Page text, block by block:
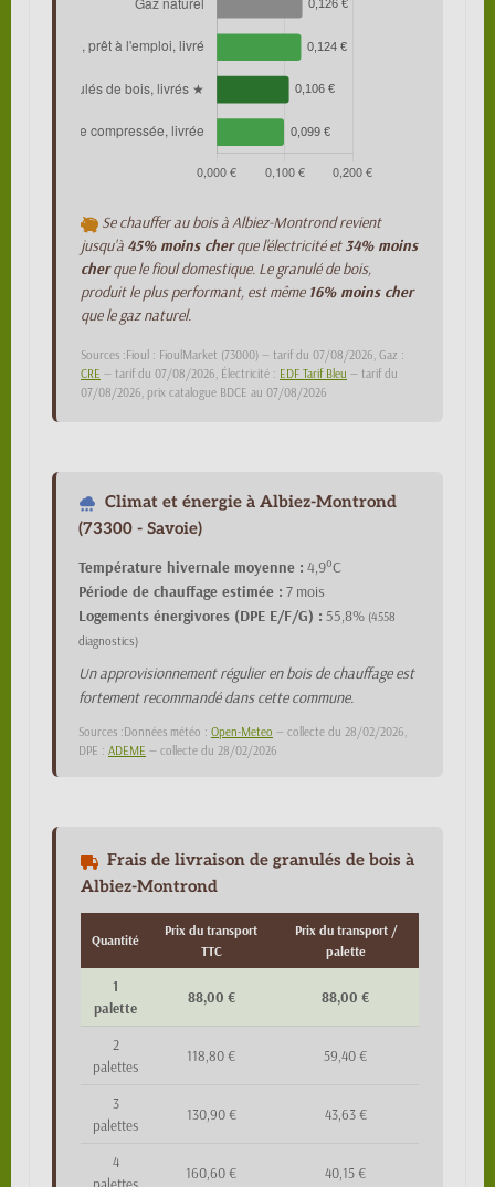
Se chauffer au bois à Albiez-Montrond revient
jusqu'à 45% moins cherque l'électricité et34% moins
cherque le fioul domestique. Le granulé de bois,
produit le plus performant, est même 16% moins cher
que le gaz naturel.
Sources :Fioul : FioulMarket (73000) — tarif du 07/08/2026, Gaz :
CRE — tarif du 07/08/2026, Électricité : EDF Tarif Bleu — tarif du
07/08/2026, prix catalogue BDCE au 07/08/2026
Climat et énergie à Albiez-Montrond
(73300 - Savoie)
Température hivernale moyenne : 4,9°C
Période de chauffage estimée : 7 mois
Logements énergivores (DPE E/F/G) : 55,8% (4558
diagnostics)
Un approvisionnement régulier en bois de chauffage est
fortement recommandé dans cette commune.
Sources :Données météo : Open-Meteo — collecte du 28/02/2026,
DPE : ADEME — collecte du 28/02/2026
Frais de livraison de granulés de bois à
Albiez-Montrond
Quantité
Prix du transport
TTC
Prix du transport /
palette
1
palette
88,00 € 88,00 €
2
palettes
118,80 € 59,40 €
3
palettes
130,90 € 43,63 €
4
160,60 € 40,15 €